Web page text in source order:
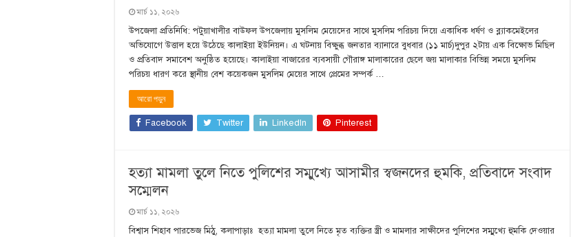
মার্চ ১১, ২০২৬
উপজেলা প্রতিনিধি: পটুয়াখালীর বাউফল উপজেলায় মুসলিম মেয়েদের সাথে মুসলিম পরিচয় দিয়ে একাধিক ধর্ষণ ও ব্ল্যাকমেইলের
অভিযোগে উত্তাল হয়ে উঠেছে কালাইয়া ইউনিয়ন। এ ঘটনায় বিক্ষুব্ধ জনতার ব্যানারে বুধবার (১১ মার্চ)দুপুর ২টায় এক বিক্ষোভ মিছিল
ও প্রতিবাদ সমাবেশ অনুষ্ঠিত হয়েছে। কালাইয়া বাজারের ব্যবসায়ী গৌরাঙ্গ মালাকারের ছেলে জয় মালাকার বিভিন্ন সময়ে মুসলিম
পরিচয় ধারণ করে স্থানীয় বেশ কয়েকজন মুসলিম মেয়ের সাথে প্রেমের সম্পর্ক …
আরো পড়ুন
Facebook Twitter LinkedIn Pinterest
হত্যা মামলা তুলে নিতে পুলিশের সম্মুখ্যে আসামীর স্বজনদের হুমকি, প্রতিবাদে সংবাদ
সম্মেলন
মার্চ ১১, ২০২৬
বিশ্বাস শিহাব পারভেজ মিঠু, কলাপাড়াঃ হত্যা মামলা তুলে নিতে মৃত ব্যক্তির স্ত্রী ও মামলার সাক্ষীদের পুলিশের সম্মুখ্যে হুমকি দেওয়ার